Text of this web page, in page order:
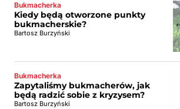
Bukmacherka
Kiedy będą otworzone punkty
bukmacherskie?
Bartosz Burzyński
Bukmacherka
Zapytaliśmy bukmacherów, jak
będą radzić sobie z kryzysem?
Bartosz Burzyński